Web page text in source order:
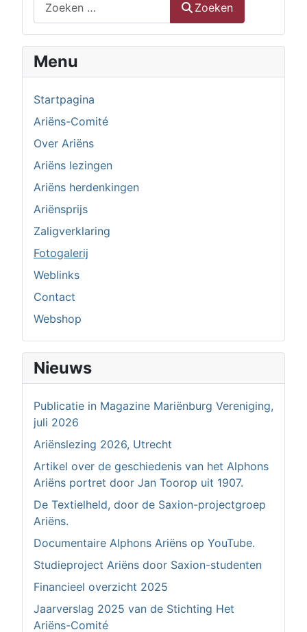
Zoeken
Menu
Startpagina
Ariëns-Comité
Over Ariëns
Ariëns lezingen
Ariëns herdenkingen
Ariënsprijs
Zaligverklaring
Fotogalerij
Weblinks
Contact
Webshop
Nieuws
Publicatie in Magazine Mariënburg Vereniging,
juli 2026
Ariënslezing 2026, Utrecht
Artikel over de geschiedenis van het Alphons
Ariëns portret door Jan Toorop uit 1907.
De Textielheld, door de Saxion-projectgroep
Ariëns.
Documentaire Alphons Ariëns op YouTube.
Studieproject Ariëns door Saxion-studenten
Financieel overzicht 2025
Jaarverslag 2025 van de Stichting Het
Ariëns-Comité